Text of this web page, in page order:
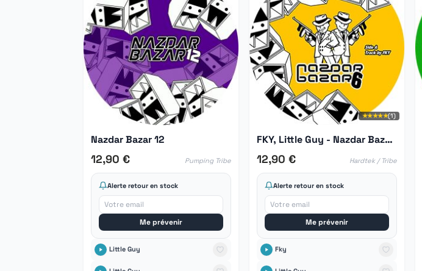
Nazdar Bazar 12
12,90 € Pumping Tribe
Alerte retour en stock
Me prévenir
Little Guy
★★★★★(1)
FKY, Little Guy - Nazdar Bazar 06
12,90 € Hardtek / Tribe
Alerte retour en stock
Me prévenir
Fky